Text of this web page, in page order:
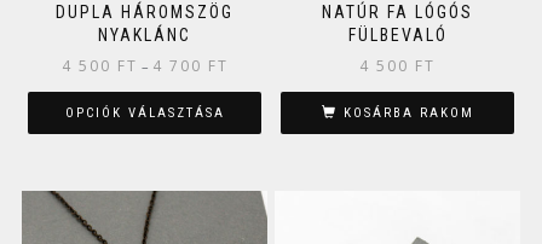
DUPLA HÁROMSZÖG
NYAKLÁNC
4 500 FT – 4 700 FT
OPCIÓK VÁLASZTÁSA
NATÚR FA LÓGÓS
FÜLBEVALÓ
4 500 FT
KOSÁRBA RAKOM